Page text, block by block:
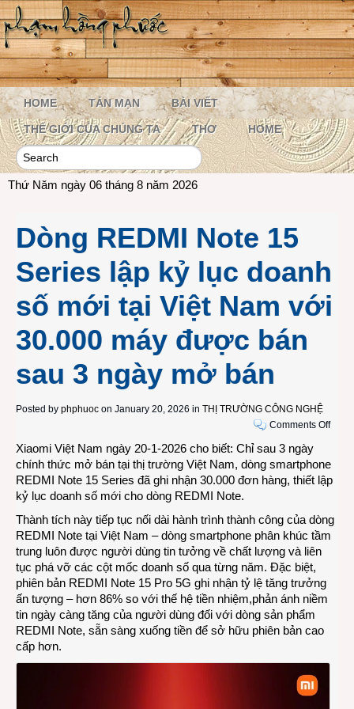
HOME TẢN MẠN BÀI VIẾT
THẾ GIỚI CỦA CHÚNG TA THƠ HOME
Thứ Năm ngày 06 tháng 8 năm 2026
Dòng REDMI Note 15
Series lập kỷ lục doanh
số mới tại Việt Nam với
30.000 máy được bán
sau 3 ngày mở bán
Posted by phphuoc on January 20, 2026 in THỊ TRƯỜNG CÔNG NGHỆ
Comments Offon
Note
15
lập
kỷ
Xiaomi Việt Nam ngày 20-1-2026 cho biết: Chỉ sau 3 ngày
chính thức mở bán tại thị trường Việt Nam, dòng smartphone
REDMI Note 15 Series đã ghi nhận 30.000 đơn hàng, thiết lập
kỷ lục doanh số mới cho dòng REDMI Note.
Thành tích này tiếp tục nối dài hành trình thành công của dòng
REDMI Note tại Việt Nam – dòng smartphone phân khúc tầm
trung luôn được người dùng tin tưởng về chất lượng và liên
tục phá vỡ các cột mốc doanh số qua từng năm. Đặc biệt,
phiên bản REDMI Note 15 Pro 5G ghi nhận tỷ lệ tăng trưởng
ấn tượng – hơn 86% so với thế hệ tiền nhiệm,phản ánh niềm
tin ngày càng tăng của người dùng đối với dòng sản phẩm
REDMI Note, sẵn sàng xuống tiền để sở hữu phiên bản cao
cấp hơn.